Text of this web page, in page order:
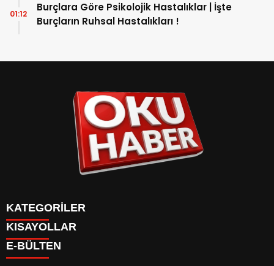
Özelliklerini Taşır?
Burçlara Göre Psikolojik Hastalıklar | İşte
Burçların Ruhsal Hastalıkları !
01:12
KATEGORİLER
ANASAYFA
Gündem
KISAYOLLAR
ANASAYFA
E-BÜLTEN